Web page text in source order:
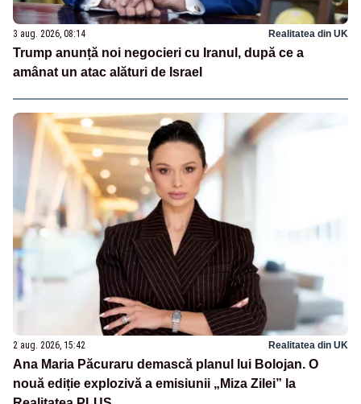
3 aug. 2026, 08:14 Realitatea din UK
Trump anunță noi negocieri cu Iranul, după ce a
amânat un atac alături de Israel
2 aug. 2026, 15:42 Realitatea din UK
Ana Maria Păcuraru demască planul lui Bolojan. O
nouă ediție explozivă a emisiunii „Miza Zilei” la